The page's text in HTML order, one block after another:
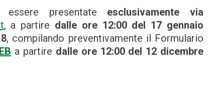
presentate esclusivamente via
, a partire dalle ore 12:00 del 17 gennaio
, compilando preventivamente il Formulario
a partire dalle ore 12:00 del 12 dicembre